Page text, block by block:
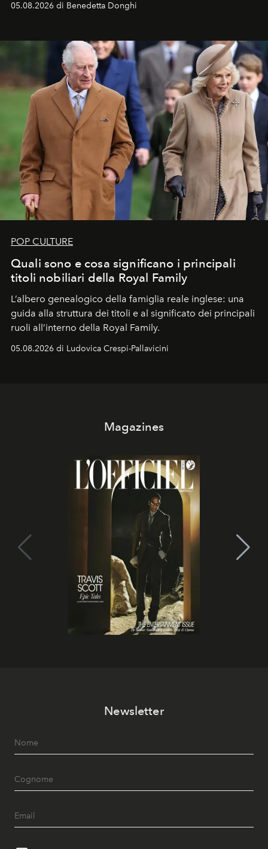
05.08.2026 di Benedetta Donghi
POP CULTURE
Quali sono e cosa significano i principali
titoli nobiliari della Royal Family
L’albero genealogico della famiglia reale inglese: una
guida alla struttura dei titoli e al significato dei principali
ruoli all’interno della Royal Family.
05.08.2026 di Ludovica Crespi-Pallavicini
Magazines
Newsletter